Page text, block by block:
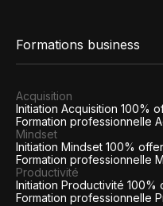
Formations business
Acquisition
Initiation Acquisition 100%
Formation professionnelle
Mindset
Initiation Mindset 100%
Formation professionnelle
Productivité
Initiation Productivité 100%
Formation professionnelle